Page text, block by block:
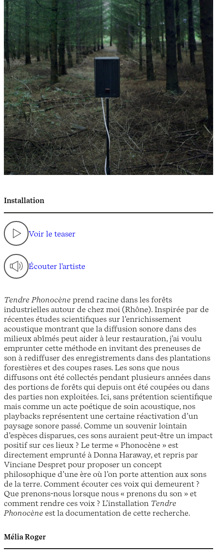
Installation
Voir le teaser
Écouter l'artiste
Tendre Phonocène prend racine dans les forêts
industrielles autour de chez moi (Rhône). Inspirée par de
récentes études scientifiques sur l’enrichissement
acoustique montrant que la diffusion sonore dans des
milieux abîmés peut aider à leur restauration, j’ai voulu
emprunter cette méthode en invitant des preneuses de
son à rediffuser des enregistrements dans des plantations
forestières et des coupes rases. Les sons que nous
diffusons ont été collectés pendant plusieurs années dans
des portions de forêts qui depuis ont été coupées ou dans
des parties non exploitées. Ici, sans prétention scientifique
mais comme un acte poétique de soin acoustique, nos
playbacks représentent une certaine réactivation d’un
paysage sonore passé. Comme un souvenir lointain
d’espèces disparues, ces sons auraient peut-être un impact
positif sur ces lieux ? Le terme « Phonocène » est
directement emprunté à Donna Haraway, et repris par
Vinciane Despret pour proposer un concept
philosophique d’une ère où l’on porte attention aux sons
de la terre. Comment écouter ces voix qui demeurent ?
Que prenons-nous lorsque nous « prenons du son » et
comment rendre ces voix ? L’installation Tendre
Phonocène est la documentation de cette recherche.
Mélia Roger